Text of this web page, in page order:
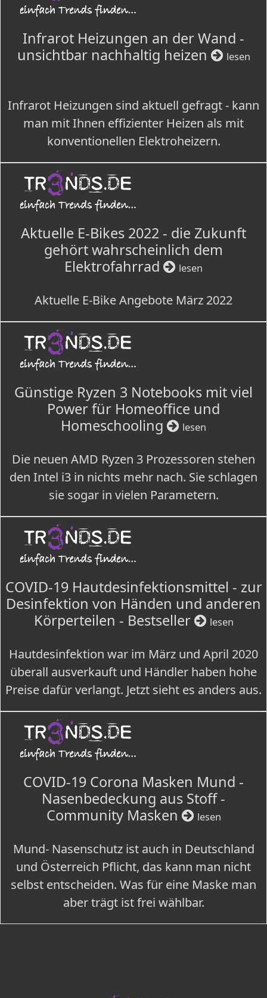
Infrarot Heizungen an der Wand -
unsichtbar nachhaltig heizen
lesen
Infrarot Heizungen sind aktuell gefragt - kann
man mit Ihnen effizienter Heizen als mit
konventionellen Elektroheizern.
Aktuelle E-Bikes 2022 - die Zukunft
gehört wahrscheinlich dem
Elektrofahrrad
lesen
Aktuelle E-Bike Angebote März 2022
Günstige Ryzen 3 Notebooks mit viel
Power für Homeoffice und
Homeschooling
lesen
Die neuen AMD Ryzen 3 Prozessoren stehen
den Intel i3 in nichts mehr nach. Sie schlagen
sie sogar in vielen Parametern.
COVID-19 Hautdesinfektionsmittel - zur
Desinfektion von Händen und anderen
Körperteilen - Bestseller
lesen
Hautdesinfektion war im März und April 2020
überall ausverkauft und Händler haben hohe
Preise dafür verlangt. Jetzt sieht es anders aus.
COVID-19 Corona Masken Mund -
Nasenbedeckung aus Stoff -
Community Masken
lesen
Mund- Nasenschutz ist auch in Deutschland
und Österreich Pflicht, das kann man nicht
selbst entscheiden. Was für eine Maske man
aber trägt ist frei wählbar.